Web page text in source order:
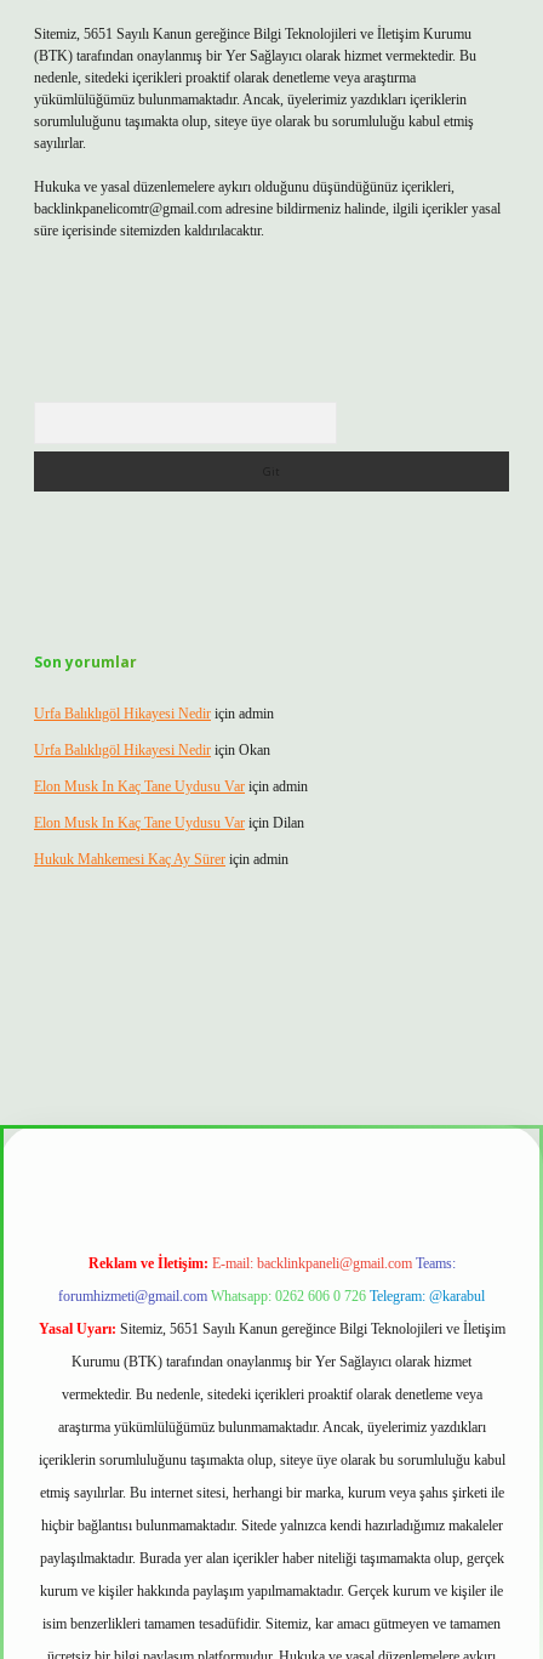
Sitemiz, 5651 Sayılı Kanun gereğince Bilgi Teknolojileri ve İletişim Kurumu
(BTK) tarafından onaylanmış bir Yer Sağlayıcı olarak hizmet vermektedir. Bu
nedenle, sitedeki içerikleri proaktif olarak denetleme veya araştırma
yükümlülüğümüz bulunmamaktadır. Ancak, üyelerimiz yazdıkları içeriklerin
sorumluluğunu taşımakta olup, siteye üye olarak bu sorumluluğu kabul etmiş
sayılırlar.
Hukuka ve yasal düzenlemelere aykırı olduğunu düşündüğünüz içerikleri,
backlinkpanelicomtr@gmail.com adresine bildirmeniz halinde, ilgili içerikler yasal
süre içerisinde sitemizden kaldırılacaktır.
Son yorumlar
Urfa Balıklıgöl Hikayesi Nedir için admin
Urfa Balıklıgöl Hikayesi Nedir için Okan
Elon Musk In Kaç Tane Uydusu Var için admin
Elon Musk In Kaç Tane Uydusu Var için Dilan
Hukuk Mahkemesi Kaç Ay Sürer için admin
Reklam ve İletişim: E-mail: backlinkpaneli@gmail.com Teams:
forumhizmeti@gmail.com Whatsapp: 0262 606 0 726 Telegram: @karabul
Yasal Uyarı: Sitemiz, 5651 Sayılı Kanun gereğince Bilgi Teknolojileri ve İletişim
Kurumu (BTK) tarafından onaylanmış bir Yer Sağlayıcı olarak hizmet
vermektedir. Bu nedenle, sitedeki içerikleri proaktif olarak denetleme veya
araştırma yükümlülüğümüz bulunmamaktadır. Ancak, üyelerimiz yazdıkları
içeriklerin sorumluluğunu taşımakta olup, siteye üye olarak bu sorumluluğu kabul
etmiş sayılırlar. Bu internet sitesi, herhangi bir marka, kurum veya şahıs şirketi ile
hiçbir bağlantısı bulunmamaktadır. Sitede yalnızca kendi hazırladığımız makaleler
paylaşılmaktadır. Burada yer alan içerikler haber niteliği taşımamakta olup, gerçek
kurum ve kişiler hakkında paylaşım yapılmamaktadır. Gerçek kurum ve kişiler ile
isim benzerlikleri tamamen tesadüfidir. Sitemiz, kar amacı gütmeyen ve tamamen